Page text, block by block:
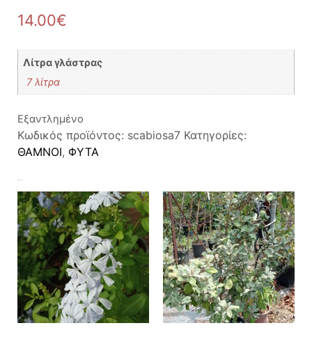
14.00€
Λίτρα γλάστρας
7 λίτρα
Εξαντλημένο
Κωδικός προϊόντος: scabiosa7 Κατηγορίες:
ΘΑΜΝΟΙ, ΦΥΤΑ